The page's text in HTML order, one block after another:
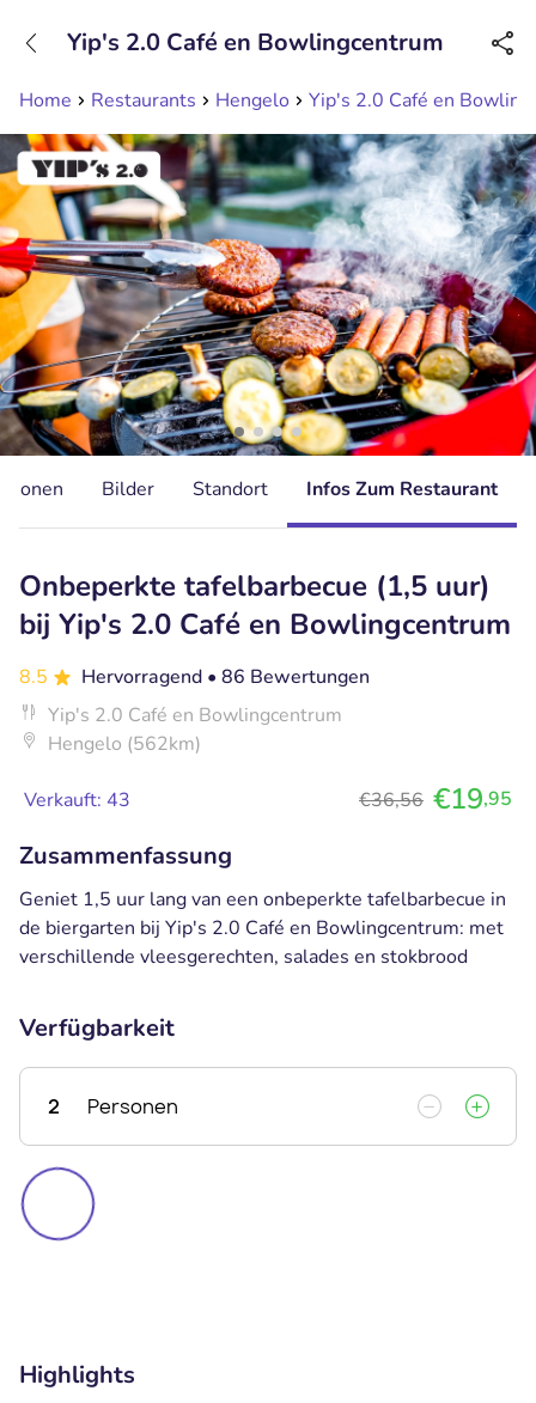
Erreichbar bis 23:00 Uhr
Home Restaurants Hengelo Yip's 2.0 Café en
Yip's 2.0 Café en Bowlingcentrum
Bilder Standort Infos Zum Restaurant
Onbeperkte tafelbarbecue (1,5 uur)
bij Yip's 2.0 Café en Bowlingcentrum
8.5 Hervorragend • 86 Bewertungen
Yip's 2.0 Café en Bowlingcentrum
Hengelo (562km)
Verkauft: 43 €36,56 €19,95
Zusammenfassung
Geniet 1,5 uur lang van een onbeperkte tafelbarbecue in
de biergarten bij Yip's 2.0 Café en Bowlingcentrum: met
verschillende vleesgerechten, salades en stokbrood
Verfügbarkeit
2 Personen
Highlights